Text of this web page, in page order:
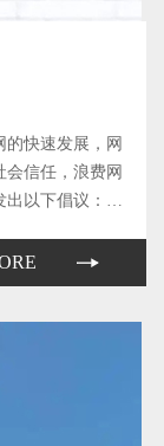
快速发展，网
信任，浪费网
以下倡议：
自身的媒介素